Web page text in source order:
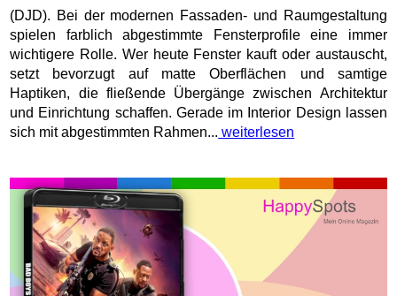
(DJD). Bei der modernen Fassaden- und Raumgestaltung
spielen farblich abgestimmte Fensterprofile eine immer
wichtigere Rolle. Wer heute Fenster kauft oder austauscht,
setzt bevorzugt auf matte Oberflächen und samtige
Haptiken, die fließende Übergänge zwischen Architektur
und Einrichtung schaffen. Gerade im Interior Design lassen